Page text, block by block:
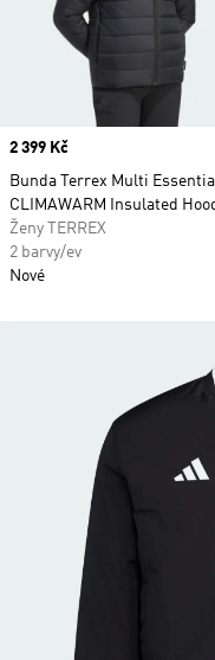
Price
2 399 Kč
Bunda Terrex Multi
CLIMAWARM Insulated
Ženy TERREX
2 barvy/ev
Nové